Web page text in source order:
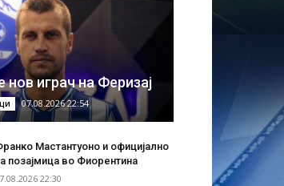
нов играч на Феризај
07.08.2026 22:54
Мастантуоно и официјално
позајмица во Фиорентина
22:30